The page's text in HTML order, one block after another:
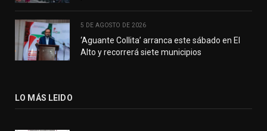
5 DE AGOSTO DE 2026
‘Aguante Collita’ arranca este sábado en El
Alto y recorrerá siete municipios
LO MÁS LEIDO